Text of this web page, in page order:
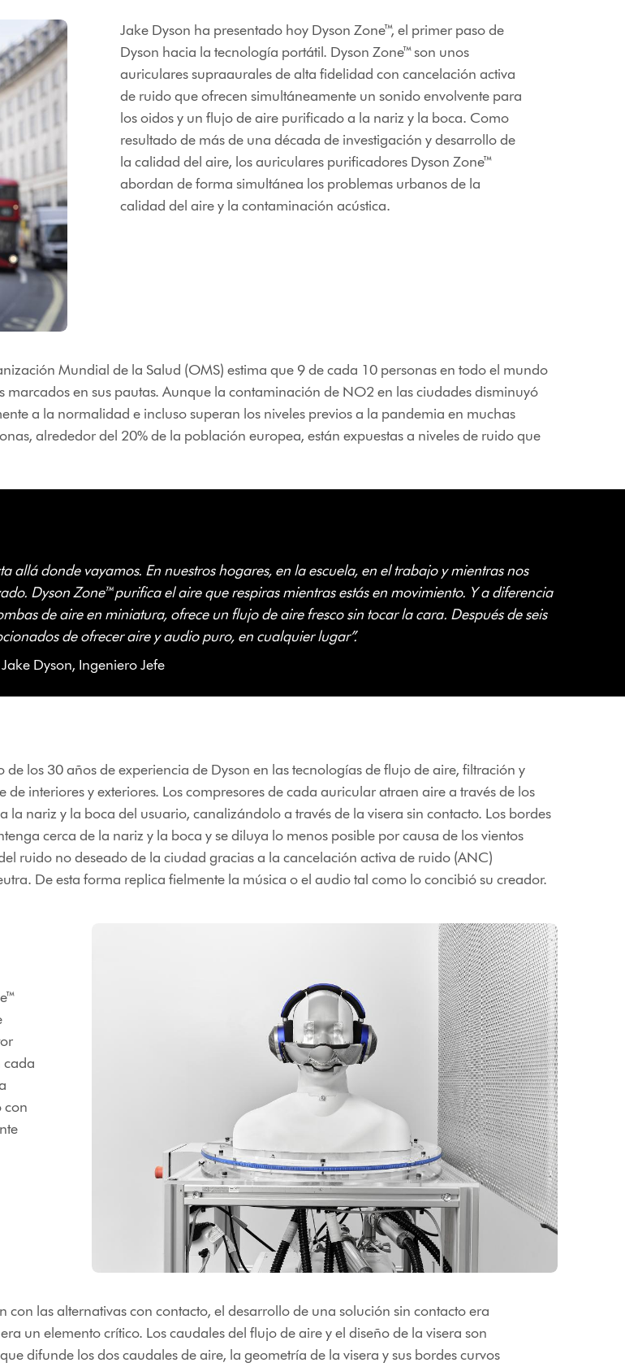
Jake Dyson ha presentado hoy Dyson Zone™, el primer paso de
Dyson hacia la tecnología portátil. Dyson Zone™ son unos
auriculares supraaurales de alta fidelidad con cancelación activa
de ruido que ofrecen simultáneamente un sonido envolvente para
los oidos y un flujo de aire purificado a la nariz y la boca. Como
resultado de más de una década de investigación y desarrollo de
la calidad del aire, los auriculares purificadores Dyson Zone™
abordan de forma simultánea los problemas urbanos de la
calidad del aire y la contaminación acústica.
Mundial de la Salud (OMS) estima que 9 de cada 10 personas en todo el mundo
en sus pautas. Aunque la contaminación de NO2 en las ciudades disminuyó
a la normalidad e incluso superan los niveles previos a la pandemia en muchas
alrededor del 20% de la población europea, están expuestas a niveles de ruido que
allá donde vayamos. En nuestros hogares, en la escuela, en el trabajo y mientras nos
Dyson Zone™ purifica el aire que respiras mientras estás en movimiento. Y a diferencia
de aire en miniatura, ofrece un flujo de aire fresco sin tocar la cara. Después de seis
de ofrecer aire y audio puro, en cualquier lugar”.
Dyson, Ingeniero Jefe
los 30 años de experiencia de Dyson en las tecnologías de flujo de aire, filtración y
interiores y exteriores. Los compresores de cada auricular atraen aire a través de los
nariz y la boca del usuario, canalizándolo a través de la visera sin contacto. Los bordes
cerca de la nariz y la boca y se diluya lo menos posible por causa de los vientos
ruido no deseado de la ciudad gracias a la cancelación activa de ruido (ANC)
De esta forma replica fielmente la música o el audio tal como lo concibió su creador.
cada
con
las alternativas con contacto, el desarrollo de una solución sin contacto era
un elemento crítico. Los caudales del flujo de aire y el diseño de la visera son
difunde los dos caudales de aire, la geometría de la visera y sus bordes curvos